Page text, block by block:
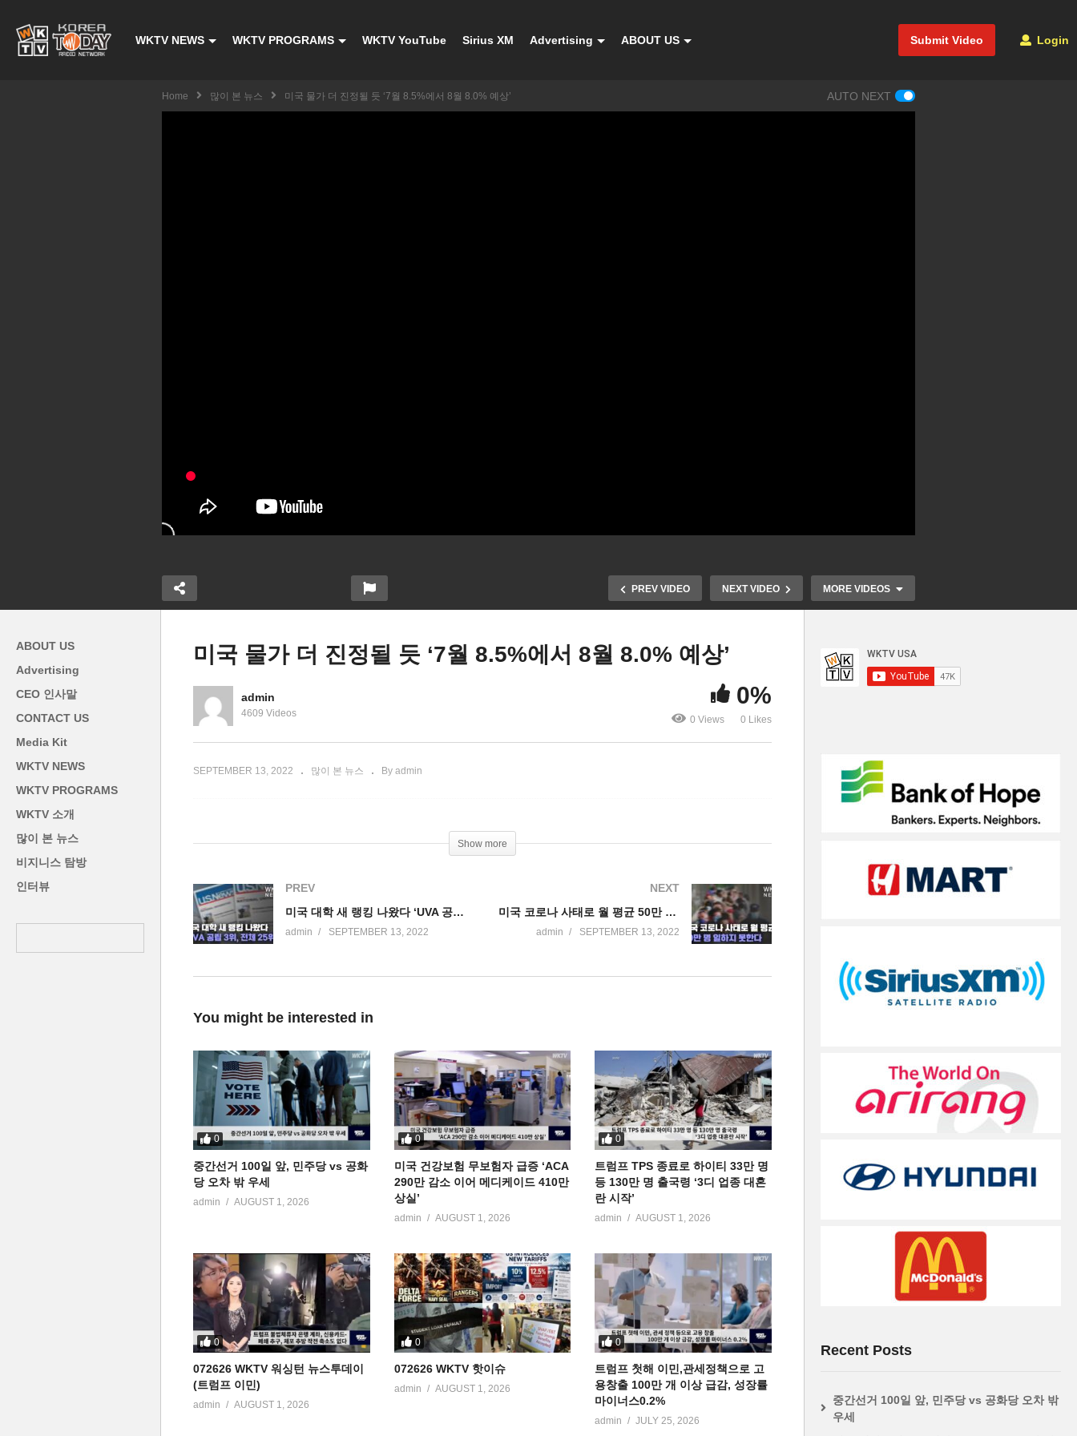
Submit Video Login
WKTV NEWS WKTV PROGRAMS WKTV YouTube Sirius XM Advertising ABOUT US
Home 많이 본 뉴스 미국 물가 더 진정될 듯 ‘7월 8.5%에서 8월 8.0% 예상’ AUTO NEXT
PREV VIDEO NEXT VIDEO MORE VIDEOS
자 물가
미국주택시장 어디로 가나 ‘모
기지 이자율 6% 넘어 신청 급
ACA 오바마케어 내년보험료
ABOUT US
Advertising
CEO 인사말
CONTACT US
Media Kit
WKTV NEWS
WKTV PROGRAMS
WKTV 소개
많이 본 뉴스
비지니스 탐방
인터뷰
미국 물가 더 진정될 듯 ‘7월 8.5%에서 8월 8.0% 예상’
admin
4609 Videos
0%
0 Views 0 Likes
SEPTEMBER 13, 2022 많이 본 뉴스 By admin
Show more
PREV
미국 대학 새 랭킹 나왔다 ‘UVA 공립 3위, 전체 25위’
admin SEPTEMBER 13, 2022
NEXT
미국 코로나 사태로 월 평균 50만 명 일하지 못한다
admin SEPTEMBER 13, 2022
You might be interested in
0
중간선거 100일 앞, 민주당 vs 공화
당 오차 밖 우세
admin AUGUST 1, 2026
0
미국 건강보험 무보험자 급증 ‘ACA
290만 감소 이어 메디케이드 410만
상실’
admin AUGUST 1, 2026
0
트럼프 TPS 종료로 하이티 33만 명
등 130만 명 출국령 ‘3디 업종 대혼
란 시작’
admin AUGUST 1, 2026
0
072626 WKTV 워싱턴 뉴스투데이
(트럼프 이민)
admin AUGUST 1, 2026
0
072626 WKTV 핫이슈
admin AUGUST 1, 2026
0
트럼프 첫해 이민,관세정책으로 고
용창출 100만 개 이상 급감, 성장률
마이너스0.2%
admin JULY 25, 2026
Recent Posts
중간선거 100일 앞, 민주당 vs 공화당 오차 밖
우세